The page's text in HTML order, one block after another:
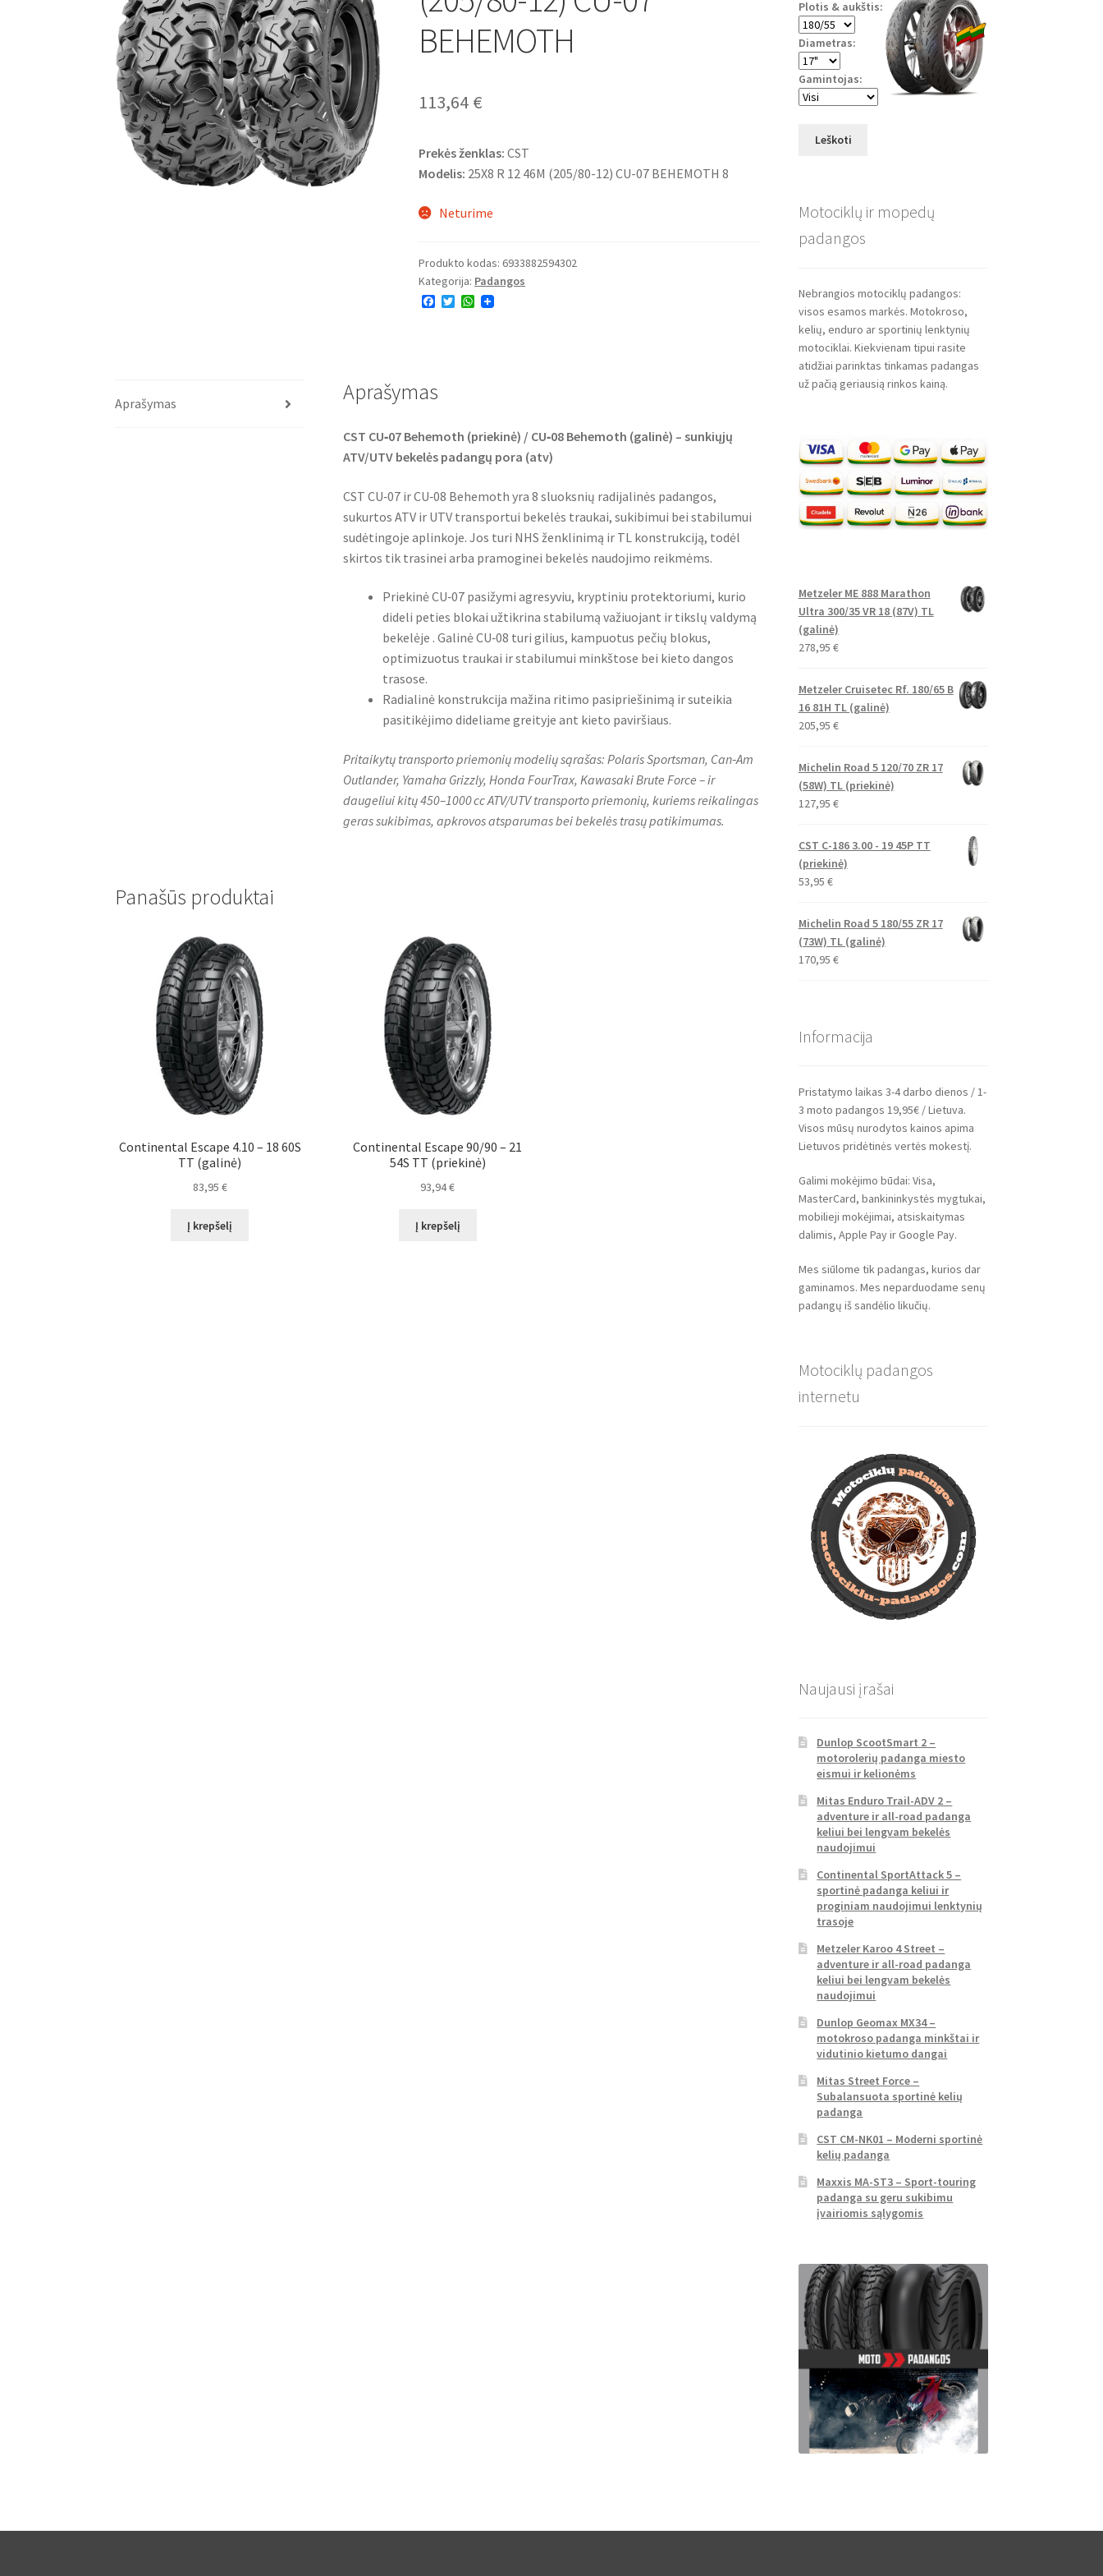
BEHEMOTH
113,64 €
Prekės ženklas: CST
Modelis: 25X8 R 12 46M (205/80-12) CU-07 BEHEMOTH 8
Neturime
Produkto kodas: 6933882594302
Kategorija: Padangos
F
k
T
W
Aprašymas Aprašymas
CST CU‑07 Behemoth (priekinė) / CU‑08 Behemoth (galinė) – sunkiųjų
ATV/UTV bekelės padangų pora (atv)
CST CU‑07 ir CU‑08 Behemoth yra 8 sluoksnių radijalinės padangos,
sukurtos ATV ir UTV transportui bekelės traukai, sukibimui bei stabilumui
sudėtingoje aplinkoje. Jos turi NHS ženklinimą ir TL konstrukciją, todėl
skirtos tik trasinei arba pramoginei bekelės naudojimo reikmėms.
Priekinė CU‑07 pasižymi agresyviu, kryptiniu protektoriumi, kurio
dideli peties blokai užtikrina stabilumą važiuojant ir tikslų valdymą
bekelėje . Galinė CU‑08 turi gilius, kampuotus pečių blokus,
optimizuotus traukai ir stabilumui minkštose bei kieto dangos
trasose.
Radialinė konstrukcija mažina ritimo pasipriešinimą ir suteikia
pasitikėjimo dideliame greityje ant kieto paviršiaus.
Pritaikytų transporto priemonių modelių sąrašas: Polaris Sportsman, Can‑Am
Outlander, Yamaha Grizzly, Honda FourTrax, Kawasaki Brute Force – ir
daugeliui kitų 450–1000 cc ATV/UTV transporto priemonių, kuriems reikalingas
geras sukibimas, apkrovos atsparumas bei bekelės trasų patikimumas.
Panašūs produktai
Continental Escape 4.10 – 18 60S
TT (galinė)
83,95 €
Į krepšelį
Continental Escape 90/90 – 21
54S TT (priekinė)
93,94€
Į krepšelį
Plotis & aukštis:
Diametras:
Gamintojas:
Leškoti
Motociklų ir mopedų
padangos
Nebrangios motociklų padangos:
visos esamos markės. Motokroso,
kelių, enduro ar sportinių lenktynių
motociklai. Kiekvienam tipui rasite
atidžiai parinktas tinkamas padangas
už pačią geriausią rinkos kainą.
Metzeler ME 888 Marathon
Ultra 300/35 VR 18 (87V) TL
(galinė)
278,95 €
Metzeler Cruisetec Rf. 180/65 B
16 81H TL (galinė)
205,95 €
Michelin Road 5 120/70 ZR 17
(58W) TL (priekinė)
127,95 €
CST C-186 3.00 - 19 45P TT
(priekinė)
53,95 €
Michelin Road 5 180/55 ZR 17
(73W) TL (galinė)
170,95 €
Informacija
Pristatymo laikas 3-4 darbo dienos / 1-
3 moto padangos 19,95€ / Lietuva.
Visos mūsų nurodytos kainos apima
Lietuvos pridėtinės vertės mokestį.
Galimi mokėjimo būdai: Visa,
MasterCard, bankininkystės mygtukai,
mobilieji mokėjimai, atsiskaitymas
dalimis, Apple Pay ir Google Pay.
Mes siūlome tik padangas, kurios dar
gaminamos. Mes neparduodame senų
padangų iš sandėlio likučių.
Motociklų padangos
internetu
Naujausi įrašai
Dunlop ScootSmart 2 –
motorolerių padanga miesto
eismui ir kelionėms
Mitas Enduro Trail-ADV 2 –
adventure ir all-road padanga
keliui bei lengvam bekelės
naudojimui
Continental SportAttack 5 –
sportinė padanga keliui ir
proginiam naudojimui lenktynių
trasoje
Metzeler Karoo 4 Street –
adventure ir all-road padanga
keliui bei lengvam bekelės
naudojimui
Dunlop Geomax MX34 –
motokroso padanga minkštai ir
vidutinio kietumo dangai
Mitas Street Force –
Subalansuota sportinė kelių
padanga
CST CM-NK01 – Moderni sportinė
kelių padanga
Maxxis MA-ST3 – Sport-touring
padanga su geru sukibimu
įvairiomis sąlygomis